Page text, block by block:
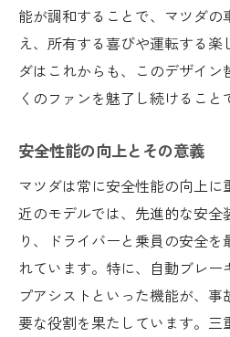
能が調和することで、マツダ
え、所有する喜びや運転する
ダはこれからも、このデザイ
くのファンを魅了し続けること
安全性能の向上とその意義
マツダは常に安全性能の向上
近のモデルでは、先進的な安全
り、ドライバーと乗員の安全
れています。特に、自動ブレ
プアシストといった機能が、
要な役割を果たしています。三